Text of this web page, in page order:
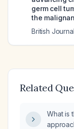
germ cell
the
British
Related
What is